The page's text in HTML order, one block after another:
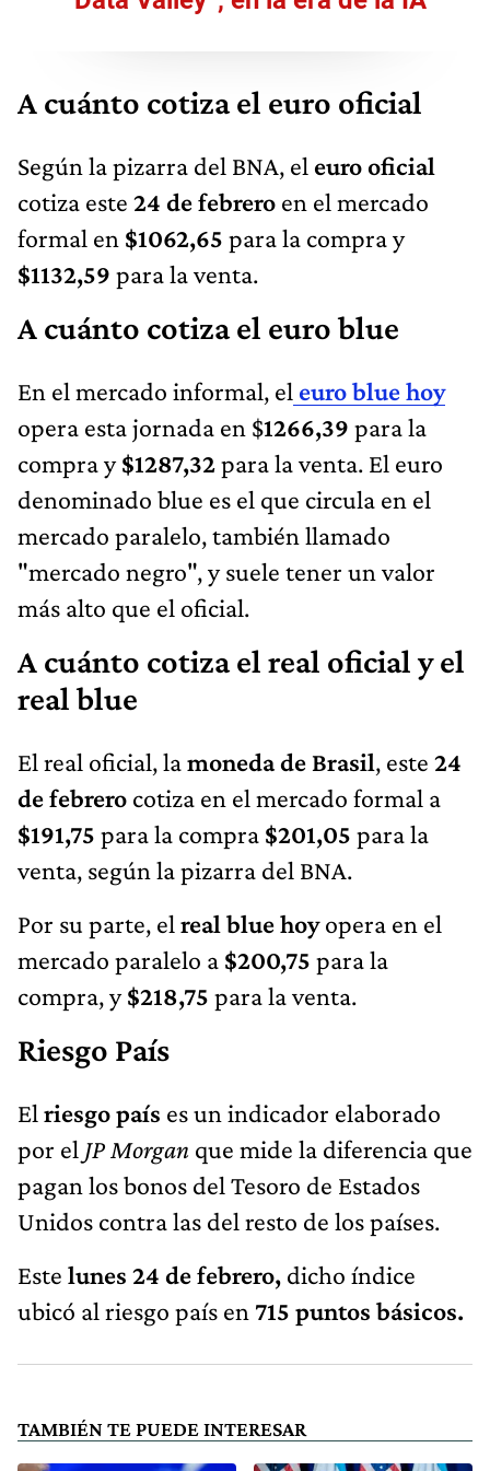
A cuánto cotiza el euro oficial
Según la pizarra del BNA, el euro oficial
cotiza este 24 de febrero en el mercado
formal en $1062,65 para la compra y
$1132,59 para la venta.
A cuánto cotiza el euro blue
En el mercado informal, el euro blue hoy
opera esta jornada en $1266,39 para la
compra y$1287,32para la venta. El euro
denominado blue es el que circula en el
mercado paralelo, también llamado
"mercado negro", y suele tener un valor
más alto que el oficial.
A cuánto cotiza el real oficial y el
real blue
El real oficial, lamoneda de Brasil, este 24
de febrero cotiza en el mercado formal a
$191,75 para la compra $201,05 para la
venta, según la pizarra del BNA.
Por su parte, el real blue hoyopera en el
mercado paralelo a $200,75 para la
compra, y$218,75 para la venta.
Riesgo País
El riesgo país es un indicador elaborado
por el JP Morgan que mide la diferencia que
pagan los bonos del Tesoro de Estados
Unidos contra las del resto de los países.
Este lunes 24 de febrero, dicho índice
ubicó al riesgo país en 715 puntos básicos.
TAMBIÉN TE PUEDE INTERESAR